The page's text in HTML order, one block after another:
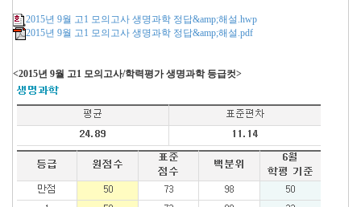
2015년 9월 고1 모의고사 생명과학 정답&amp;해설.hwp
2015년 9월 고1 모의고사 생명과학 정답&amp;해설.pdf
<2015년 9월 고1 모의고사/학력평가 생명과학 등급컷>